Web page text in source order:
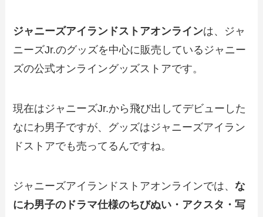
ジャニーズアイランドストアオンラインは、ジャ
ニーズJr.のグッズを中心に販売しているジャニー
ズの公式オンライングッズストアです。
現在はジャニーズJr.から飛び出してデビューした
なにわ男子ですが、グッズはジャニーズアイラン
ドストアでも売ってるんですね。
ジャニーズアイランドストアオンラインでは、な
にわ男子のドラマ仕様のちびぬい・アクスタ・写